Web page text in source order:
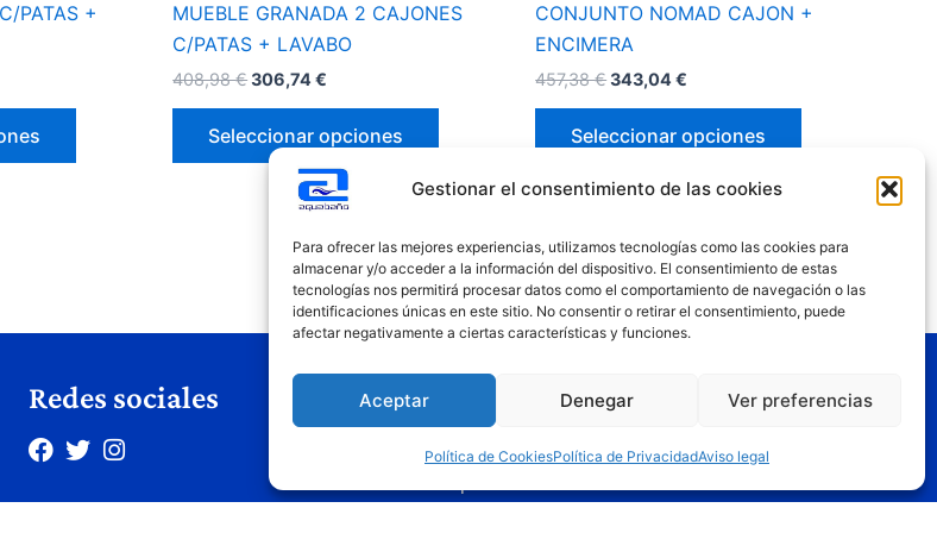
Gestionar el consentimiento de las cookies
Para ofrecer las mejores experiencias, utilizamos tecnologías como las cookies para
almacenar y/o acceder a la información del dispositivo. El consentimiento de estas
tecnologías nos permitirá procesar datos como el comportamiento de navegación o las
identificaciones únicas en este sitio. No consentir o retirar el consentimiento, puede
afectar negativamente a ciertas características y funciones.
Aceptar Denegar Ver preferencias
Política de CookiesPolítica de PrivacidadAviso legal
PATAS +
MUEBLE GRANADA 2 CAJONES
C/PATAS + LAVABO
408,98€306,74€
Seleccionar opciones
CONJUNTO NOMAD CAJON +
ENCIMERA
457,38€343,04€
Seleccionar opciones
Redes sociales Legal
Aviso legal